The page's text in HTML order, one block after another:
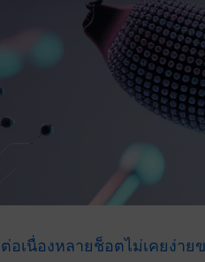
อเนื่องหลายช็อตไม่เคยง่า